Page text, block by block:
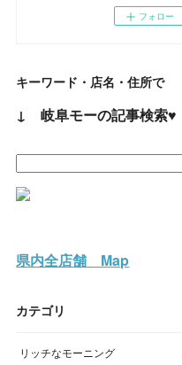
フォロー
キーワード・店名・住所で
↓ 岐阜モーの記事検索♥
県内全店舗 Map
カテゴリ
リッチなモーニング